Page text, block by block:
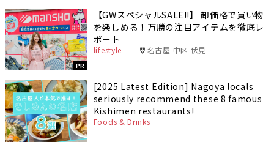
PR
【GWスペシャルSALE‼︎】 卸価格で買い物
を楽しめる！万勝の注目アイテムを徹底レ
ポート
lifestyle 名古屋 中区 伏見
[2025 Latest Edition] Nagoya locals
seriously recommend these 8 famous
Kishimen restaurants!
Foods & Drinks